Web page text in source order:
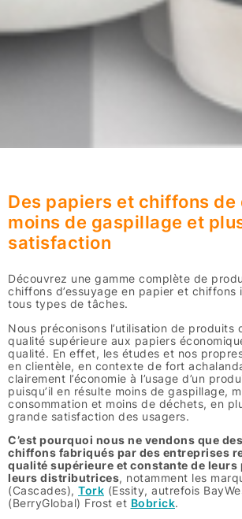
Des papiers et chiffons de
moins de gaspillage et
satisfaction
Découvrez une gamme complète de
chiffons d’essuyage en papier et chiffons
tous types de tâches.
Nous préconisons l’utilisation de produits
qualité supérieure aux papiers
qualité. En effet, les études et nos
en clientèle, en contexte de fort
clairement l’économie à l’usage d’un
puisqu’il en résulte moins de gaspillage,
consommation et moins de déchets, en
grande satisfaction des usagers.
C’est pourquoi nous ne vendons que
chiffons fabriqués par des entreprises
qualité supérieure et constante de leurs
leurs distributrices, notamment les
(Cascades), Tork (Essity, autrefois
(BerryGlobal) Frost et Bobrick.